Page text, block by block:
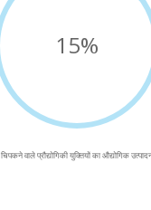
15%
चिपकने वाले प्रौद्योगिकी युक्तियों का औद्योगिक